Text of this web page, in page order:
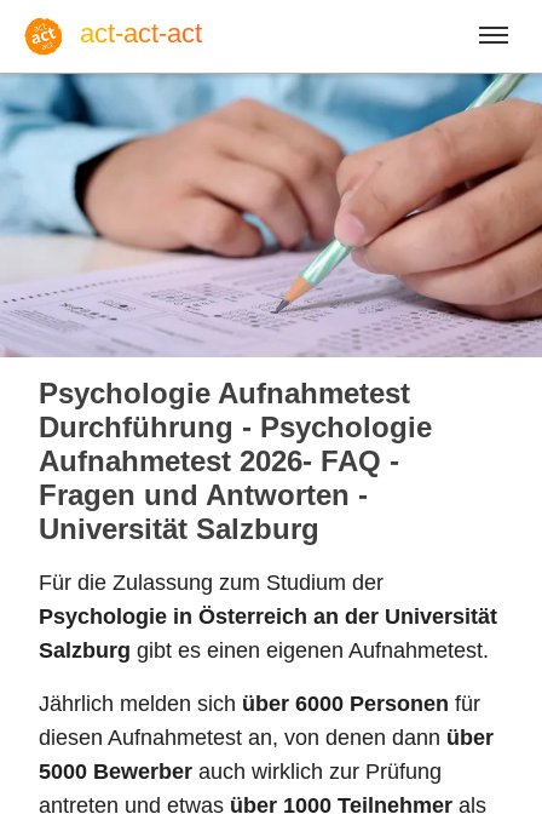
act-act-act
Anmelden
Blog
So, 09. August 2026 | 32
Englisch Deutsch
Psychologie Aufnahmetest
Durchführung - Psychologie
Aufnahmetest 2026- FAQ -
Fragen und Antworten -
Universität Salzburg
Für die Zulassung zum Studium der
Psychologie in Österreich an der Universität
Salzburg gibt es einen eigenen Aufnahmetest.
Jährlich melden sich über 6000 Personen für
diesen Aufnahmetest an, von denen dann über
5000 Bewerber auch wirklich zur Prüfung
antreten und etwas über 1000 Teilnehmer als